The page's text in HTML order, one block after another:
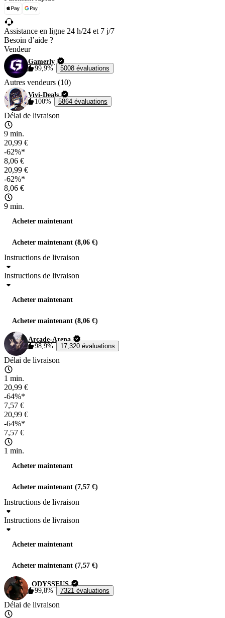
Assistance en ligne 24 h/24 et 7 j/7
Besoin d’aide ?
Vendeur
Gamerly
99,9%
5008 évaluations
Autres vendeurs (10)
Vivi-Deals
100%
5864 évaluations
Délai de livraison
9 min.
20,99 €
-62%*
8,06 €
20,99 €
-62%*
8,06 €
9 min.
Acheter maintenant
Acheter maintenant (8,06 €)
Instructions de livraison
Instructions de livraison
Acheter maintenant
Acheter maintenant (8,06 €)
Arcade-Arena
98,9%
17,320 évaluations
Délai de livraison
1 min.
20,99 €
-64%*
7,57 €
20,99 €
-64%*
7,57 €
1 min.
Acheter maintenant
Acheter maintenant (7,57 €)
Instructions de livraison
Instructions de livraison
Acheter maintenant
Acheter maintenant (7,57 €)
_ODYSSEUS
99,8%
7321 évaluations
Délai de livraison